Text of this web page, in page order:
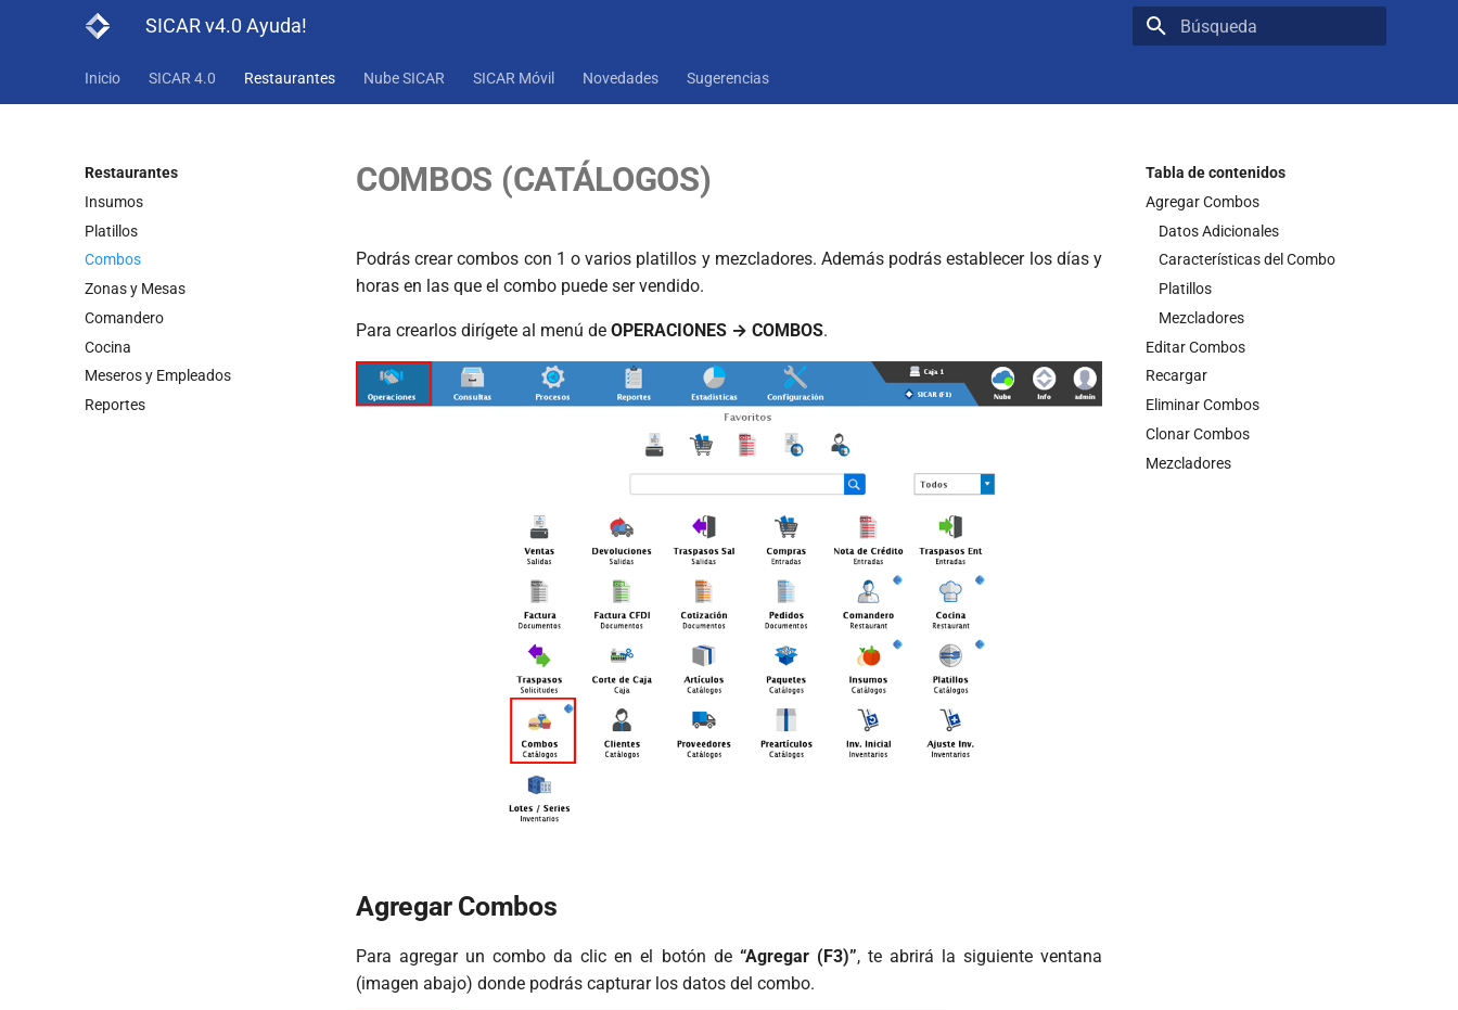
SICAR v4.0 Ayuda!
Inicio SICAR 4.0 Restaurantes Nube SICAR SICAR Móvil Novedades Sugerencias
Restaurantes
Insumos
Platillos
Combos
Zonas y Mesas
Comandero
Cocina
Meseros y Empleados
Reportes
Tabla de contenidos
Agregar Combos
Datos Adicionales
Características del Combo
Platillos
Mezcladores
Editar Combos
Recargar
Eliminar Combos
Clonar Combos
Mezcladores
COMBOS (CATÁLOGOS)
Podrás crear combos con 1 o varios platillos y mezcladores. Además podrás establecer los días y
horas en las que el combo puede ser vendido.
Para crearlos dirígete al menú de OPERACIONES → COMBOS.
Agregar Combos
Para agregar un combo da clic en el botón de “Agregar (F3)”, te abrirá la siguiente ventana
(imagen abajo) donde podrás capturar los datos del combo.